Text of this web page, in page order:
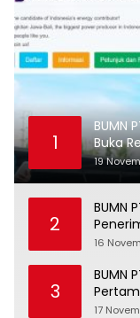
1
BUMN
Buka
19
2
BUMN
16
3
BUMN
17